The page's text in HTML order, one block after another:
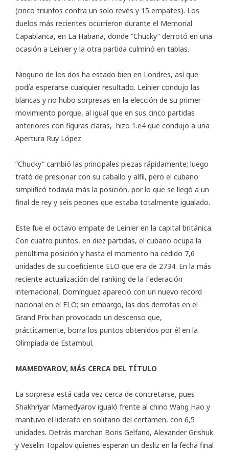
(cinco triunfos contra un solo revés y 15 empates). Los
duelos más recientes ocurrieron durante el Memorial
Capablanca, en La Habana, donde “Chucky” derrotó en una
ocasión a Leinier y la otra partida culminó en tablas.
Ninguno de los dos ha estado bien en Londres, así que
podía esperarse cualquier resultado. Leinier condujo las
blancas y no hubo sorpresas en la elección de su primer
movimiento porque, al igual que en sus cinco partidas
anteriores con figuras claras, hizo 1.e4 que condujo a una
Apertura Ruy López.
“Chucky” cambió las principales piezas rápidamente; luego
trató de presionar con su caballo y alfil, pero el cubano
simplificó todavía más la posición, por lo que se llegó a un
final de rey y seis peones que estaba totalmente igualado.
Este fue el octavo empate de Leinier en la capital británica.
Con cuatro puntos, en diez partidas, el cubano ocupa la
penúltima posición y hasta el momento ha cedido 7,6
unidades de su coeficiente ELO que era de 2734. En la más
reciente actualización del ranking de la Federación
internacional, Domínguez apareció con un nuevo record
nacional en el ELO; sin embargo, las dos derrotas en el
Grand Prix han provocado un descenso que,
prácticamente, borra los puntos obtenidos por él en la
Olimpiada de Estambul.
MAMEDYAROV, MÁS CERCA DEL TÍTULO
La sorpresa está cada vez cerca de concretarse, pues
Shakhriyar Mamedyarov igualó frente al chino Wang Hao y
mantuvo el liderato en solitario del certamen, con 6,5
unidades. Detrás marchan Boris Gelfand, Alexander Grishuk
y Veselin Topalov quienes esperan un desliz en la fecha final